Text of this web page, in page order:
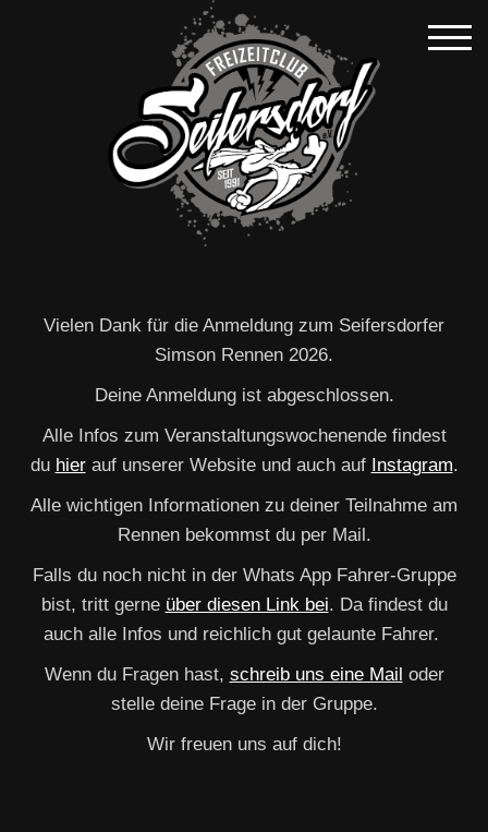
Vielen Dank für die Anmeldung zum Seifersdorfer
Simson Rennen 2026.
Deine Anmeldung ist abgeschlossen.
Alle Infos zum Veranstaltungswochenende findest
du hierauf unserer Website und auch auf Instagram.
Alle wichtigen Informationen zu deiner Teilnahme am
Rennen bekommst du per Mail.
Falls du noch nicht in der Whats App Fahrer-Gruppe
bist, tritt gerne über diesen Link bei. Da findest du
auch alle Infos und reichlich gut gelaunte Fahrer.
Wenn du Fragen hast, schreib uns eine Mail oder
stelle deine Frage in der Gruppe.
Wir freuen uns auf dich!